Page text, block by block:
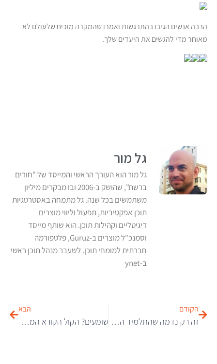
הרבה אנשים הגיבו בהתרגשות ואמרו שהמקרה מוכיח שלעולם לא
מאוחר מדי להגשים את היעדים שלך.
גל מור
גל מור הוא העורך הראשי והמייסד של "חורים
ברשת", שהושק ב-2006 ובו מבקרים מיליון
משתמשים בכל שנה. גל מתמחה באסטרטגיות
תוכן אפקטיביות, תפעול וליווי מוצרים
דיגיטליים וקהילות תוכן. הוא שותף מייסד
וסמנכ"ל מוצרים ב-Guruz, פלטפורמה
חברתית למומחי תוכן. לשעבר מנהל תוכן ראשי
ב-ynet
הקודם
זה רק נדמה שהתלמיד הזה מקשיב בשיעור
הבא
שומעים? הקול הקורא המעצבן הזה נמצא בכל שיר פופולרי